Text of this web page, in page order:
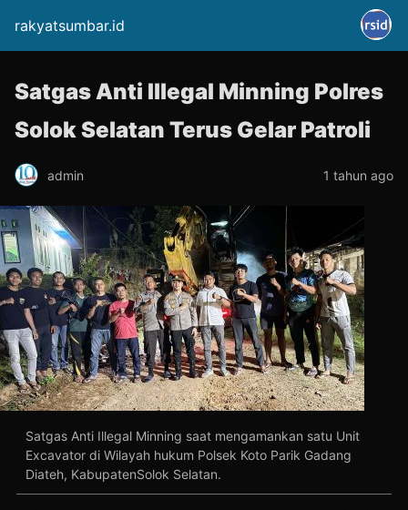
rakyatsumbar.id
Satgas Anti Illegal Minning Polres
Solok Selatan Terus Gelar Patroli
admin 1 tahun ago
Satgas Anti Illegal Minning saat mengamankan satu Unit
Excavator di Wilayah hukum Polsek Koto Parik Gadang
Diateh, KabupatenSolok Selatan.